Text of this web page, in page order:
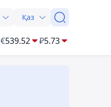
Қаз
€539.52 ₽5.73